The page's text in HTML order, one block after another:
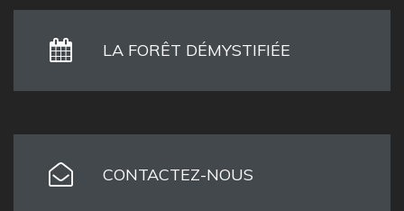
LA FORÊT DÉMYSTIFIÉE
CONTACTEZ-NOUS